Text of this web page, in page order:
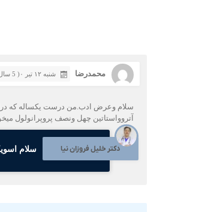
محمدرضا شنبه ۱۲ تیر ۰( 5 سال پیش)
سلام وعرض ادب.من درست یکساله که
آتروواستاتین چهل ونصف پروپرانولول
دکتر خلیل فروزان نیا سلام